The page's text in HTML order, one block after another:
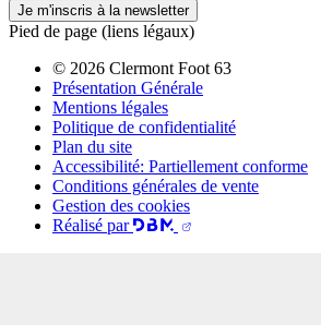
Je m'inscris à la newsletter
Pied de page (liens légaux)
© 2026 Clermont Foot 63
Présentation Générale
Mentions légales
Politique de confidentialité
Plan du site
Accessibilité: Partiellement conforme
Conditions générales de vente
Gestion des cookies
Réalisé par